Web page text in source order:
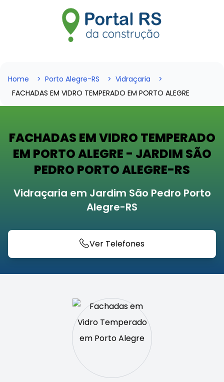
Home Porto Alegre-RS
Vidraçaria
FACHADAS EM VIDRO TEMPERADO EM PORTO ALEGRE
FACHADAS EM VIDRO TEMPERADO
EM PORTO ALEGRE - JARDIM SÃO
PEDRO PORTO ALEGRE-RS
Vidraçaria em Jardim São Pedro Porto
Alegre-RS
Ver Telefones